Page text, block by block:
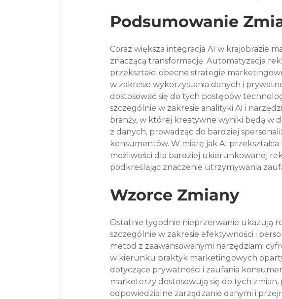
Podsumowanie
Coraz większa integracja AI w
znaczącą transformację. Automatyzacja
przekształci obecne strategie
w zakresie wykorzystania danych i
dostosować się do tych postępów
szczególnie w zakresie analityki AI i
branży, w której kreatywne wyniki będą w
z danych, prowadząc do bardziej
konsumentów. W miarę jak AI
możliwości dla bardziej ukierunkowanej
podkreślając znaczenie utrzymywania
Wzorce Zmiany
Ostatnie tygodnie nieprzerwanie ukazują
szczególnie w zakresie efektywności i
metod z zaawansowanymi narzędziami
w kierunku praktyk marketingowych
dotyczące prywatności i zaufania
marketerzy dostosowują się do tych
odpowiedzialne zarządzanie danymi i